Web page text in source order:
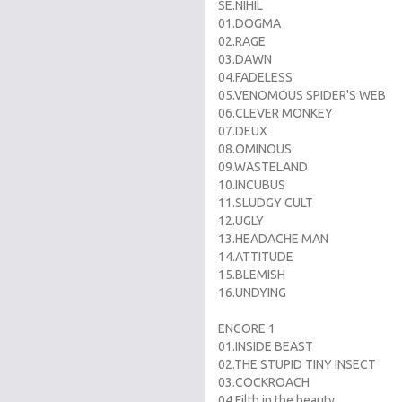
SE.NIHIL
01.DOGMA
02.RAGE
03.DAWN
04.FADELESS
05.VENOMOUS SPIDER'S WEB
06.CLEVER MONKEY
07.DEUX
08.OMINOUS
09.WASTELAND
10.INCUBUS
11.SLUDGY CULT
12.UGLY
13.HEADACHE MAN
14.ATTITUDE
15.BLEMISH
16.UNDYING
ENCORE 1
01.INSIDE BEAST
02.THE STUPID TINY INSECT
03.COCKROACH